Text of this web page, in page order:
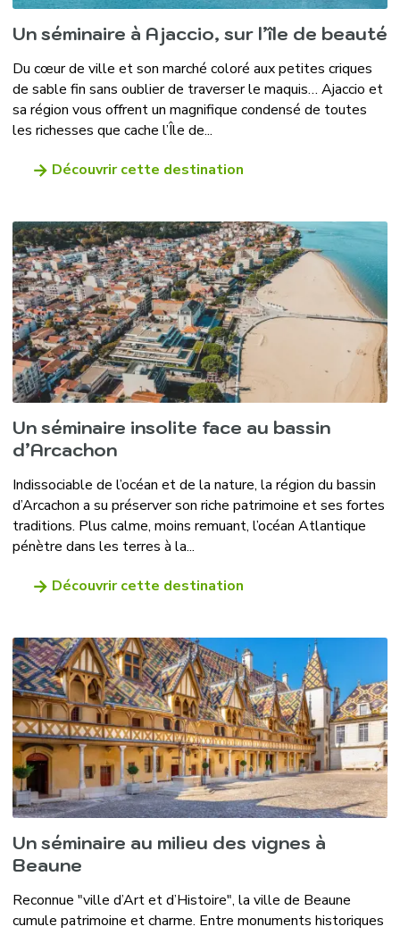
Un séminaire à Ajaccio, sur l’île de beauté
Du cœur de ville et son marché coloré aux petites criques
de sable fin sans oublier de traverser le maquis… Ajaccio et
sa région vous offrent un magnifique condensé de toutes
les richesses que cache l’Île de...
Découvrir cette destination
Un séminaire insolite face au bassin
d’Arcachon
Indissociable de l’océan et de la nature, la région du bassin
d’Arcachon a su préserver son riche patrimoine et ses fortes
traditions. Plus calme, moins remuant, l’océan Atlantique
pénètre dans les terres à la...
Découvrir cette destination
Un séminaire au milieu des vignes à
Beaune
Reconnue "ville d’Art et d’Histoire", la ville de Beaune
cumule patrimoine et charme. Entre monuments historiques